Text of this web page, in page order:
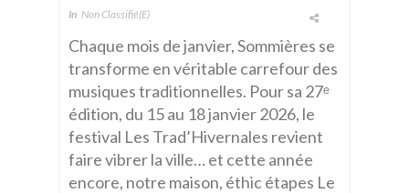
In Non Classifié(e)
Chaque mois de janvier, Sommières se
transforme en véritable carrefour des
musiques traditionnelles. Pour sa 27ᵉ
édition, du 15 au 18 janvier 2026, le
festival Les Trad’Hivernales revient
faire vibrer la ville… et cette année
encore, notre maison, éthic étapes Le